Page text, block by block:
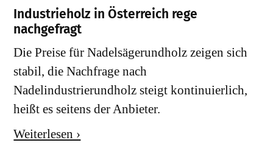
Industrieholz in Österreich rege
nachgefragt
Die Preise für Nadelsägerundholz zeigen sich
stabil, die Nachfrage nach
Nadelindustrierundholz steigt kontinuierlich,
heißt es seitens der Anbieter.
Weiterlesen ›